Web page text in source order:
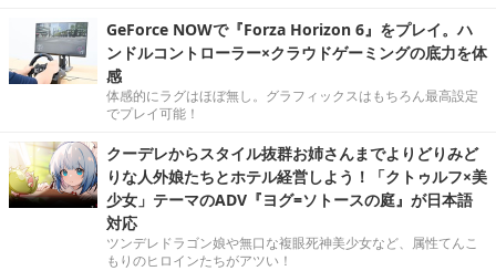
GeForce NOWで『Forza Horizon 6』をプレイ。ハ
ンドルコントローラー×クラウドゲーミングの底力を体
感
体感的にラグはほぼ無し。グラフィックスはもちろん最高設定
でプレイ可能！
クーデレからスタイル抜群お姉さんまでよりどりみど
りな人外娘たちとホテル経営しよう！「クトゥルフ×美
少女」テーマのADV『ヨグ=ソトースの庭』が日本語
対応
ツンデレドラゴン娘や無口な複眼死神美少女など、属性てんこ
もりのヒロインたちがアツい！